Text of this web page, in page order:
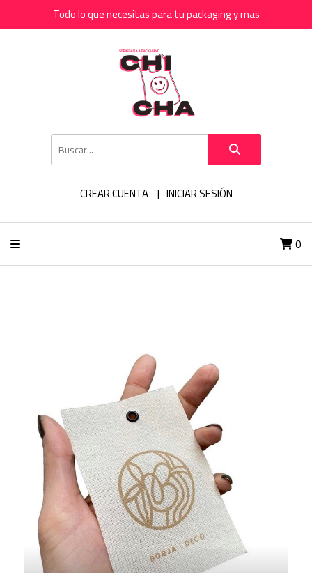
Todo lo que necesitas para tu packaging y mas
CREAR CUENTA INICIAR SESIÓN
0